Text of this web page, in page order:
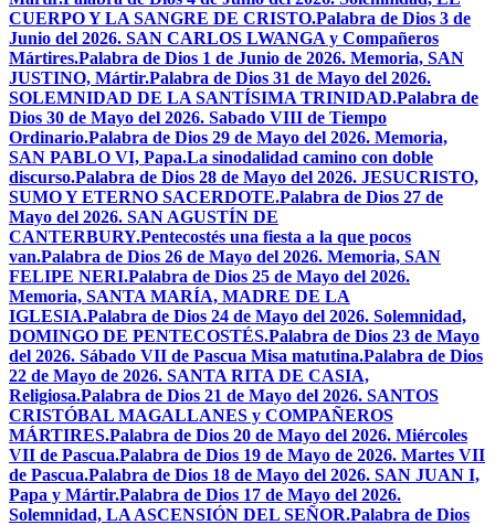
CUERPO Y LA SANGRE DE CRISTO.Palabra de Dios 3 de
Junio del 2026. SAN CARLOS LWANGA y Compañeros
Mártires.Palabra de Dios 1 de Junio de 2026. Memoria, SAN
JUSTINO, Mártir.Palabra de Dios 31 de Mayo del 2026.
SOLEMNIDAD DE LA SANTÍSIMA TRINIDAD.Palabra de
Dios 30 de Mayo del 2026. Sabado VIII de Tiempo
Ordinario.Palabra de Dios 29 de Mayo del 2026. Memoria,
SAN PABLO VI, Papa.La sinodalidad camino con doble
discurso.Palabra de Dios 28 de Mayo del 2026. JESUCRISTO,
SUMO Y ETERNO SACERDOTE.Palabra de Dios 27 de
Mayo del 2026. SAN AGUSTÍN DE
CANTERBURY.Pentecostés una fiesta a la que pocos
van.Palabra de Dios 26 de Mayo del 2026. Memoria, SAN
FELIPE NERI.Palabra de Dios 25 de Mayo del 2026.
Memoria, SANTA MARÍA, MADRE DE LA
IGLESIA.Palabra de Dios 24 de Mayo del 2026. Solemnidad,
DOMINGO DE PENTECOSTÉS.Palabra de Dios 23 de Mayo
del 2026. Sábado VII de Pascua Misa matutina.Palabra de Dios
22 de Mayo de 2026. SANTA RITA DE CASIA,
Religiosa.Palabra de Dios 21 de Mayo del 2026. SANTOS
CRISTÓBAL MAGALLANES y COMPAÑEROS
MÁRTIRES.Palabra de Dios 20 de Mayo del 2026. Miércoles
VII de Pascua.Palabra de Dios 19 de Mayo de 2026. Martes VII
de Pascua.Palabra de Dios 18 de Mayo del 2026. SAN JUAN I,
Papa y Mártir.Palabra de Dios 17 de Mayo del 2026.
Solemnidad, LA ASCENSIÓN DEL SEÑOR.Palabra de Dios